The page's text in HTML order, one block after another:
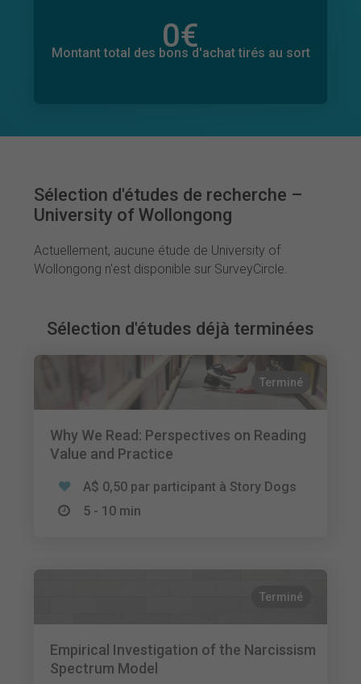
0€
Montant total des bons d'achat tirés au sort
0€
Montant total des dons promis
Sélection d'études de recherche –
University of Wollongong
Actuellement, aucune étude de University of
Wollongong n'est disponible sur SurveyCircle.
Sélection d'études déjà terminées
Terminé
Why We Read: Perspectives on Reading
Value and Practice
A$ 0,50 par participant à Story Dogs
5 - 10 min
Terminé
Empirical Investigation of the Narcissism
Spectrum Model